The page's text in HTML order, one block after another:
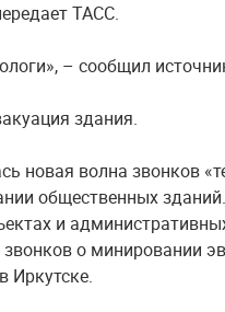
ТАСС.
– сообщил
здания.
новая волна звонков
общественных
и
о минировании
Иркутске.